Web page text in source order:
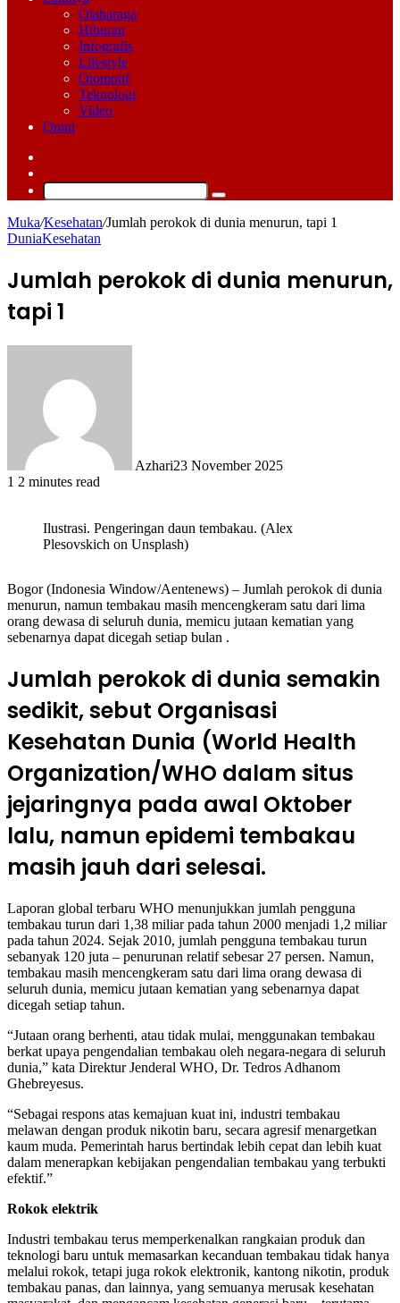
Olaharaga
Hiburan
Infografis
Lifestyle
Otomotif
Teknologi
Video
Opini
skin
Cari
Muka/Kesehatan/Jumlah perokok di dunia menurun, tapi 1
DuniaKesehatan
Jumlah perokok di dunia menurun,
tapi 1
Azhari23 November 2025
1 2 minutes read
Ilustrasi. Pengeringan daun tembakau. (Alex
Plesovskich on Unsplash)
Bogor (Indonesia Window/Aentenews) – Jumlah perokok di dunia
menurun, namun tembakau masih mencengkeram satu dari lima
orang dewasa di seluruh dunia, memicu jutaan kematian yang
sebenarnya dapat dicegah setiap bulan .
Jumlah perokok di dunia semakin
sedikit, sebut Organisasi
Kesehatan Dunia (World Health
Organization/WHO dalam situs
jejaringnya pada awal Oktober
lalu, namun epidemi tembakau
masih jauh dari selesai.
Laporan global terbaru WHO menunjukkan jumlah pengguna
tembakau turun dari 1,38 miliar pada tahun 2000 menjadi 1,2 miliar
pada tahun 2024. Sejak 2010, jumlah pengguna tembakau turun
sebanyak 120 juta – penurunan relatif sebesar 27 persen. Namun,
tembakau masih mencengkeram satu dari lima orang dewasa di
seluruh dunia, memicu jutaan kematian yang sebenarnya dapat
dicegah setiap tahun.
“Jutaan orang berhenti, atau tidak mulai, menggunakan tembakau
berkat upaya pengendalian tembakau oleh negara-negara di seluruh
dunia,” kata Direktur Jenderal WHO, Dr. Tedros Adhanom
Ghebreyesus.
“Sebagai respons atas kemajuan kuat ini, industri tembakau
melawan dengan produk nikotin baru, secara agresif menargetkan
kaum muda. Pemerintah harus bertindak lebih cepat dan lebih kuat
dalam menerapkan kebijakan pengendalian tembakau yang terbukti
efektif.”
Rokok elektrik
Industri tembakau terus memperkenalkan rangkaian produk dan
teknologi baru untuk memasarkan kecanduan tembakau tidak hanya
melalui rokok, tetapi juga rokok elektronik, kantong nikotin, produk
tembakau panas, dan lainnya, yang semuanya merusak kesehatan